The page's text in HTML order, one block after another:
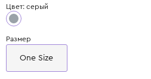
Цвет: серый
Размер
One Size